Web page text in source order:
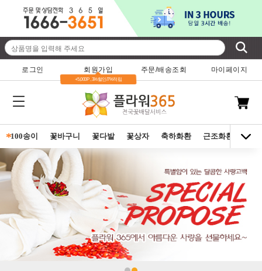
로그인 회원가입
+5,000P , 3%할인/7%적립
주문/배송조회 마이페이지
*100송이 꽃바구니 꽃다발 꽃상자 축하화환 근조화환 동양